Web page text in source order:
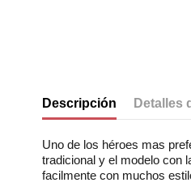
Descripción Detalles
Uno de los héroes mas
tradicional y el modelo con
facilmente con muchos